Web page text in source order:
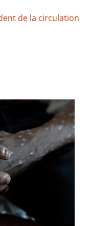
la circulation